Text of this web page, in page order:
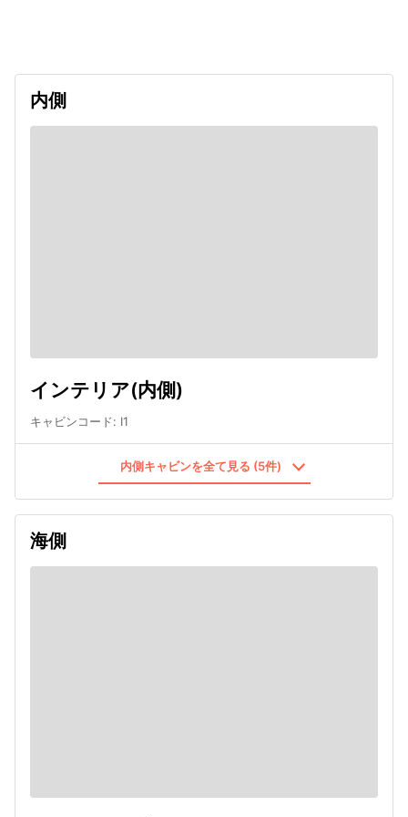
内側
インテリア(内側)
キャビンコード: I1
内側キャビンを全て見る (5件)
海側